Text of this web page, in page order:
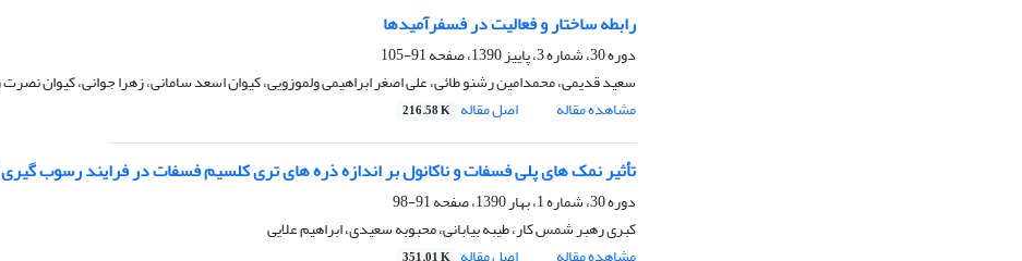
رابطه ساختار و فعالیت در فسفرآمیدها
دوره 30، شماره 3، پاییز 1390، صفحه
91-105
سعید قدیمی، محمدامین رشنو طائی، علی اصغر ابراهیمی ولموزویی، کیوان اسعد سامانی، زهرا جوانی، کیوان نصرت
مشاهده مقاله
اصل مقاله 216.58 K
تأثیر نمک های پلی فسفات و ناکانول بر اندازه ذره های تری کلسیم فسفات در فرایند رسوب
دوره 30، شماره 1، بهار 1390، صفحه
91-98
کبری رهبر شمس کار، طیبه بیابانی، محبوبه سعیدی، ابراهیم علایی